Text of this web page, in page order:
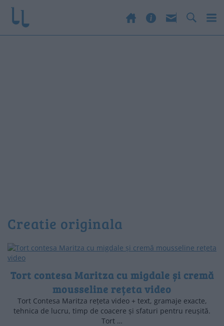
creatie originala
Tort contesa Maritza cu migdale și cremă
mousseline rețeta video
Tort Contesa Maritza rețeta video + text, gramaje exacte,
tehnica de lucru, timp de coacere și sfaturi pentru reușită.
Tort …